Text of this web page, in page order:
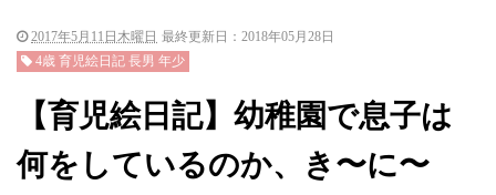
2017年5月11日木曜日 最終更新日：2018年05月28日
4歳 育児絵日記 長男 年少
【育児絵日記】幼稚園で息子は
何をしているのか、き〜に〜